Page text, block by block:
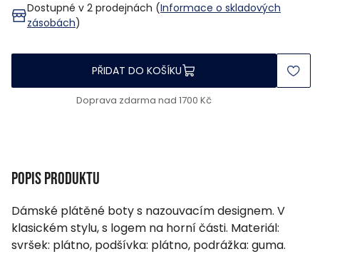
Dostupné v 2 prodejnách (Informace o skladových
zásobách)
PŘIDAT DO KOŠÍKU
Doprava zdarma nad 1700 Kč
Popis produktu
Dámské plátěné boty s nazouvacím designem. V
klasickém stylu, s logem na horní části. Materiál:
svršek: plátno, podšívka: plátno, podrážka: guma.